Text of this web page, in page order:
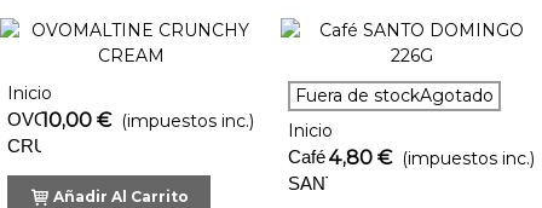
Inicio
OVOMALTINE
CRUNCHY
CREAM
10,00 € (impuestos inc.)
Añadir Al Carrito
Fuera de stockAgotado
Inicio
Café
SANTO
4,80 € (impuestos inc.)